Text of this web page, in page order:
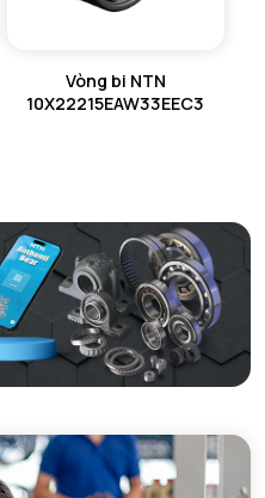
Vòng bi NTN
10X22215EAW33EEC3